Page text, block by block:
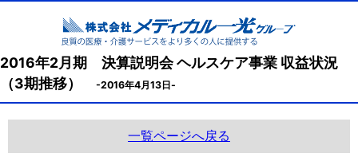
2016年2月期 決算説明会 ヘルスケア事業 収益状況
（3期推移）
-2016年4月13日-
一覧ページへ戻る